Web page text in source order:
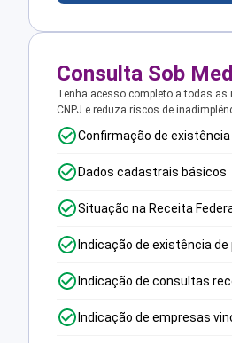
Consulta Sob
Tenha acesso completo a todas as
CNPJ e reduza riscos de
Confirmação de existência
Dados cadastrais básicos
Situação na Receita
Indicação de existência
Indicação de consultas
Indicação de empresas